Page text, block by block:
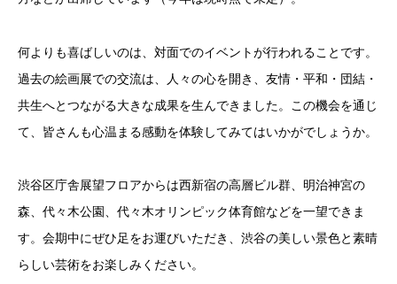
何よりも喜ばしいのは、対面でのイベントが行われることです。
過去の絵画展での交流は、人々の心を開き、友情・平和・団結・
共生へとつながる大きな成果を生んできました。この機会を通じ
て、皆さんも心温まる感動を体験してみてはいかがでしょうか。
渋谷区庁舎展望フロアからは西新宿の高層ビル群、明治神宮の
森、代々木公園、代々木オリンピック体育館などを一望できま
す。会期中にぜひ足をお運びいただき、渋谷の美しい景色と素晴
らしい芸術をお楽しみください。